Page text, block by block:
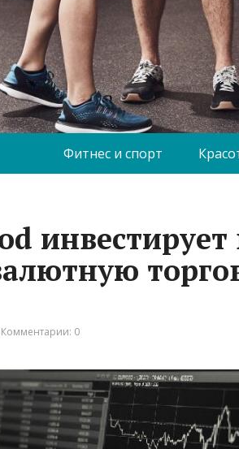
Фитнес и спорт
инвестирует
Комментарии: 0